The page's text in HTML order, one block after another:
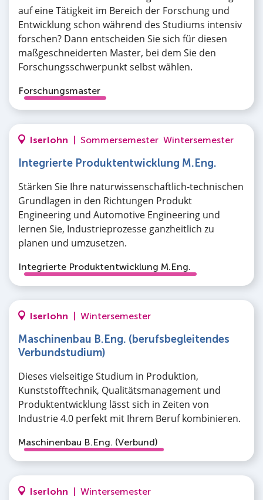
auf eine Tätigkeit im Bereich der Forschung und
Entwicklung schon während des Studiums intensiv
forschen? Dann entscheiden Sie sich für diesen
maßgeschneiderten Master, bei dem Sie den
Forschungsschwerpunkt selbst wählen.
Forschungsmaster
Iserlohn Sommersemester Wintersemester
Integrierte Produktentwicklung M.Eng.
Stärken Sie Ihre naturwissenschaftlich-technischen
Grundlagen in den Richtungen Produkt
Engineering und Automotive Engineering und
lernen Sie, Industrieprozesse ganzheitlich zu
planen und umzusetzen.
Integrierte Produktentwicklung M.Eng.
Iserlohn Wintersemester
Maschinenbau B.Eng. (berufsbegleitendes
Verbundstudium)
Dieses vielseitige Studium in Produktion,
Kunststofftechnik, Qualitätsmanagement und
Produktentwicklung lässt sich in Zeiten von
Industrie 4.0 perfekt mit Ihrem Beruf kombinieren.
Maschinenbau B.Eng. (Verbund)
Iserlohn Wintersemester